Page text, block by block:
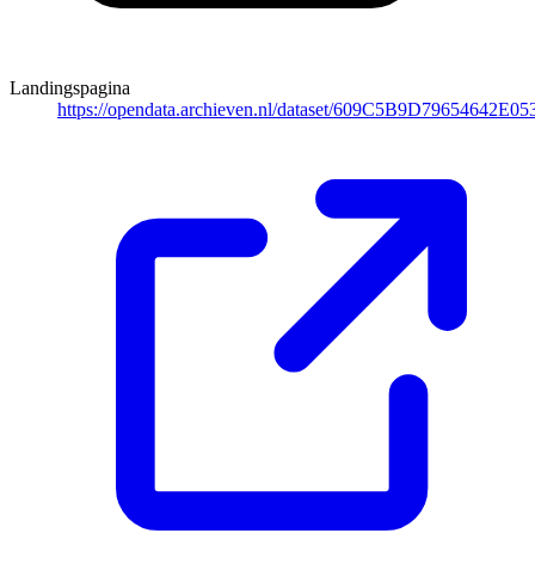
Landingspagina
https://opendata.archieven.nl/dataset/